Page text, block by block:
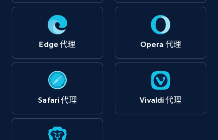
Edge 代理 Opera 代理
Safari 代理 Vivaldi 代理